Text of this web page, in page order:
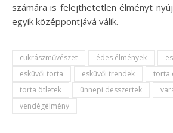
számára is felejthetetlen élményt
egyik középpontjává válik.
cukrászművészet édes élmények
esküvői torta
esküvői trendek
torta
torta ötletek
ünnepi desszertek
vendégélmény